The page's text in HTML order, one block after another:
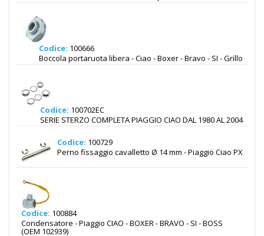
Codice: 100666
Boccola portaruota libera - Ciao - Boxer - Bravo - SI - Grillo
Codice: 100702EC
SERIE STERZO COMPLETA PIAGGIO CIAO DAL 1980 AL 2004
Codice: 100729
Perno fissaggio cavalletto Ø 14 mm - Piaggio Ciao PX
Codice: 100884
Condensatore - Piaggio CIAO - BOXER - BRAVO - SI - BOSS
(OEM 102939)